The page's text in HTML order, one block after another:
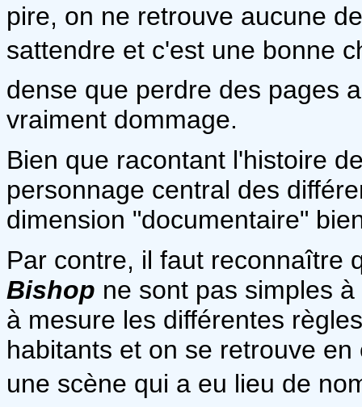
pire, on ne retrouve aucune
sattendre et c'est une bonne
dense que perdre des pages
vraiment dommage.
Bien que racontant l'histoire
personnage central des
dimension "documentaire"
Par contre, il faut reconnaître
Bishop ne sont pas simples
à mesure les différentes
habitants et on se retrouve
une scène qui a eu lieu de